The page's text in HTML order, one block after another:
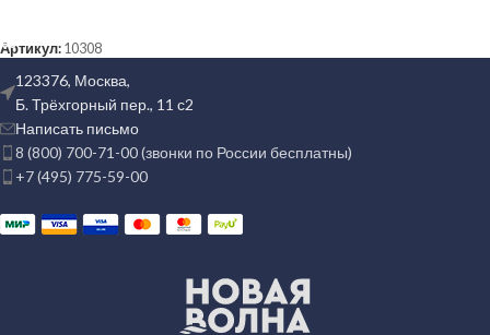
Артикул: 10308
123376, Москва,
Б. Трёхгорный пер., 11 с2
Написать письмо
8 (800) 700-71-00 (звонки по России бесплатны)
+7 (495) 775-59-00